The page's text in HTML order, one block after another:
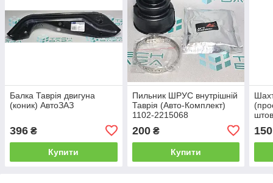
Балка Таврія двигуна
(коник) АвтоЗАЗ
396 ₴
Купити
Пильник ШРУС внутрішній
Таврія (Авто-Комплект)
1102-2215068
200₴
Купити
150